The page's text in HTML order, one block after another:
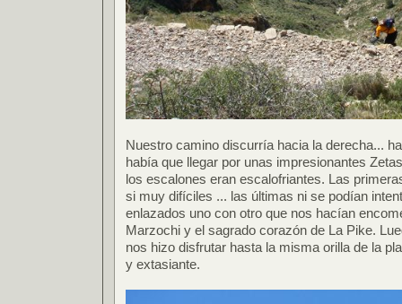
Nuestro camino discurría hacia la derecha...
había que llegar por unas impresionantes
los escalones eran escalofriantes. Las
si muy difíciles ... las últimas ni se podían
enlazados uno con otro que nos hacían
Marzochi y el sagrado corazón de La Pike.
nos hizo disfrutar hasta la misma orilla de la
y extasiante.